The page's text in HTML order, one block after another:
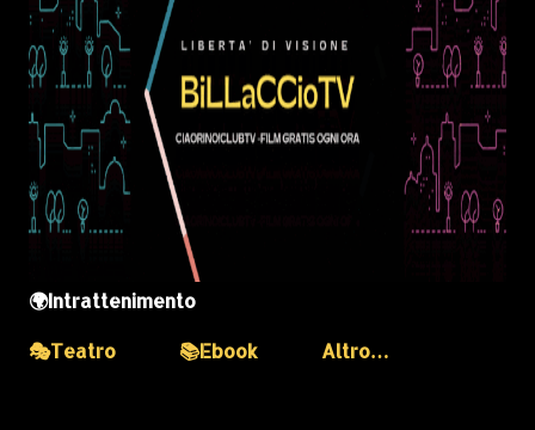
🌍Intrattenimento
🎭Teatro
📚Ebook Altro…